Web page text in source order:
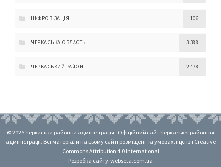
ЦИФРОВІЗАЦІЯ 106
ЧЕРКАСЬКА ОБЛАСТЬ 3 388
ЧЕРКАСЬКИЙ РАЙОН 2 478
© 2026 Черкаська районна адміністрація · Офіційний сайт Черкаської районної
адміністрації. Всі матеріали на цьому сайті розміщені на умовах ліцензії Creative
Commons Attribution 4.0 International
Розробка сайту: webseta.com.ua